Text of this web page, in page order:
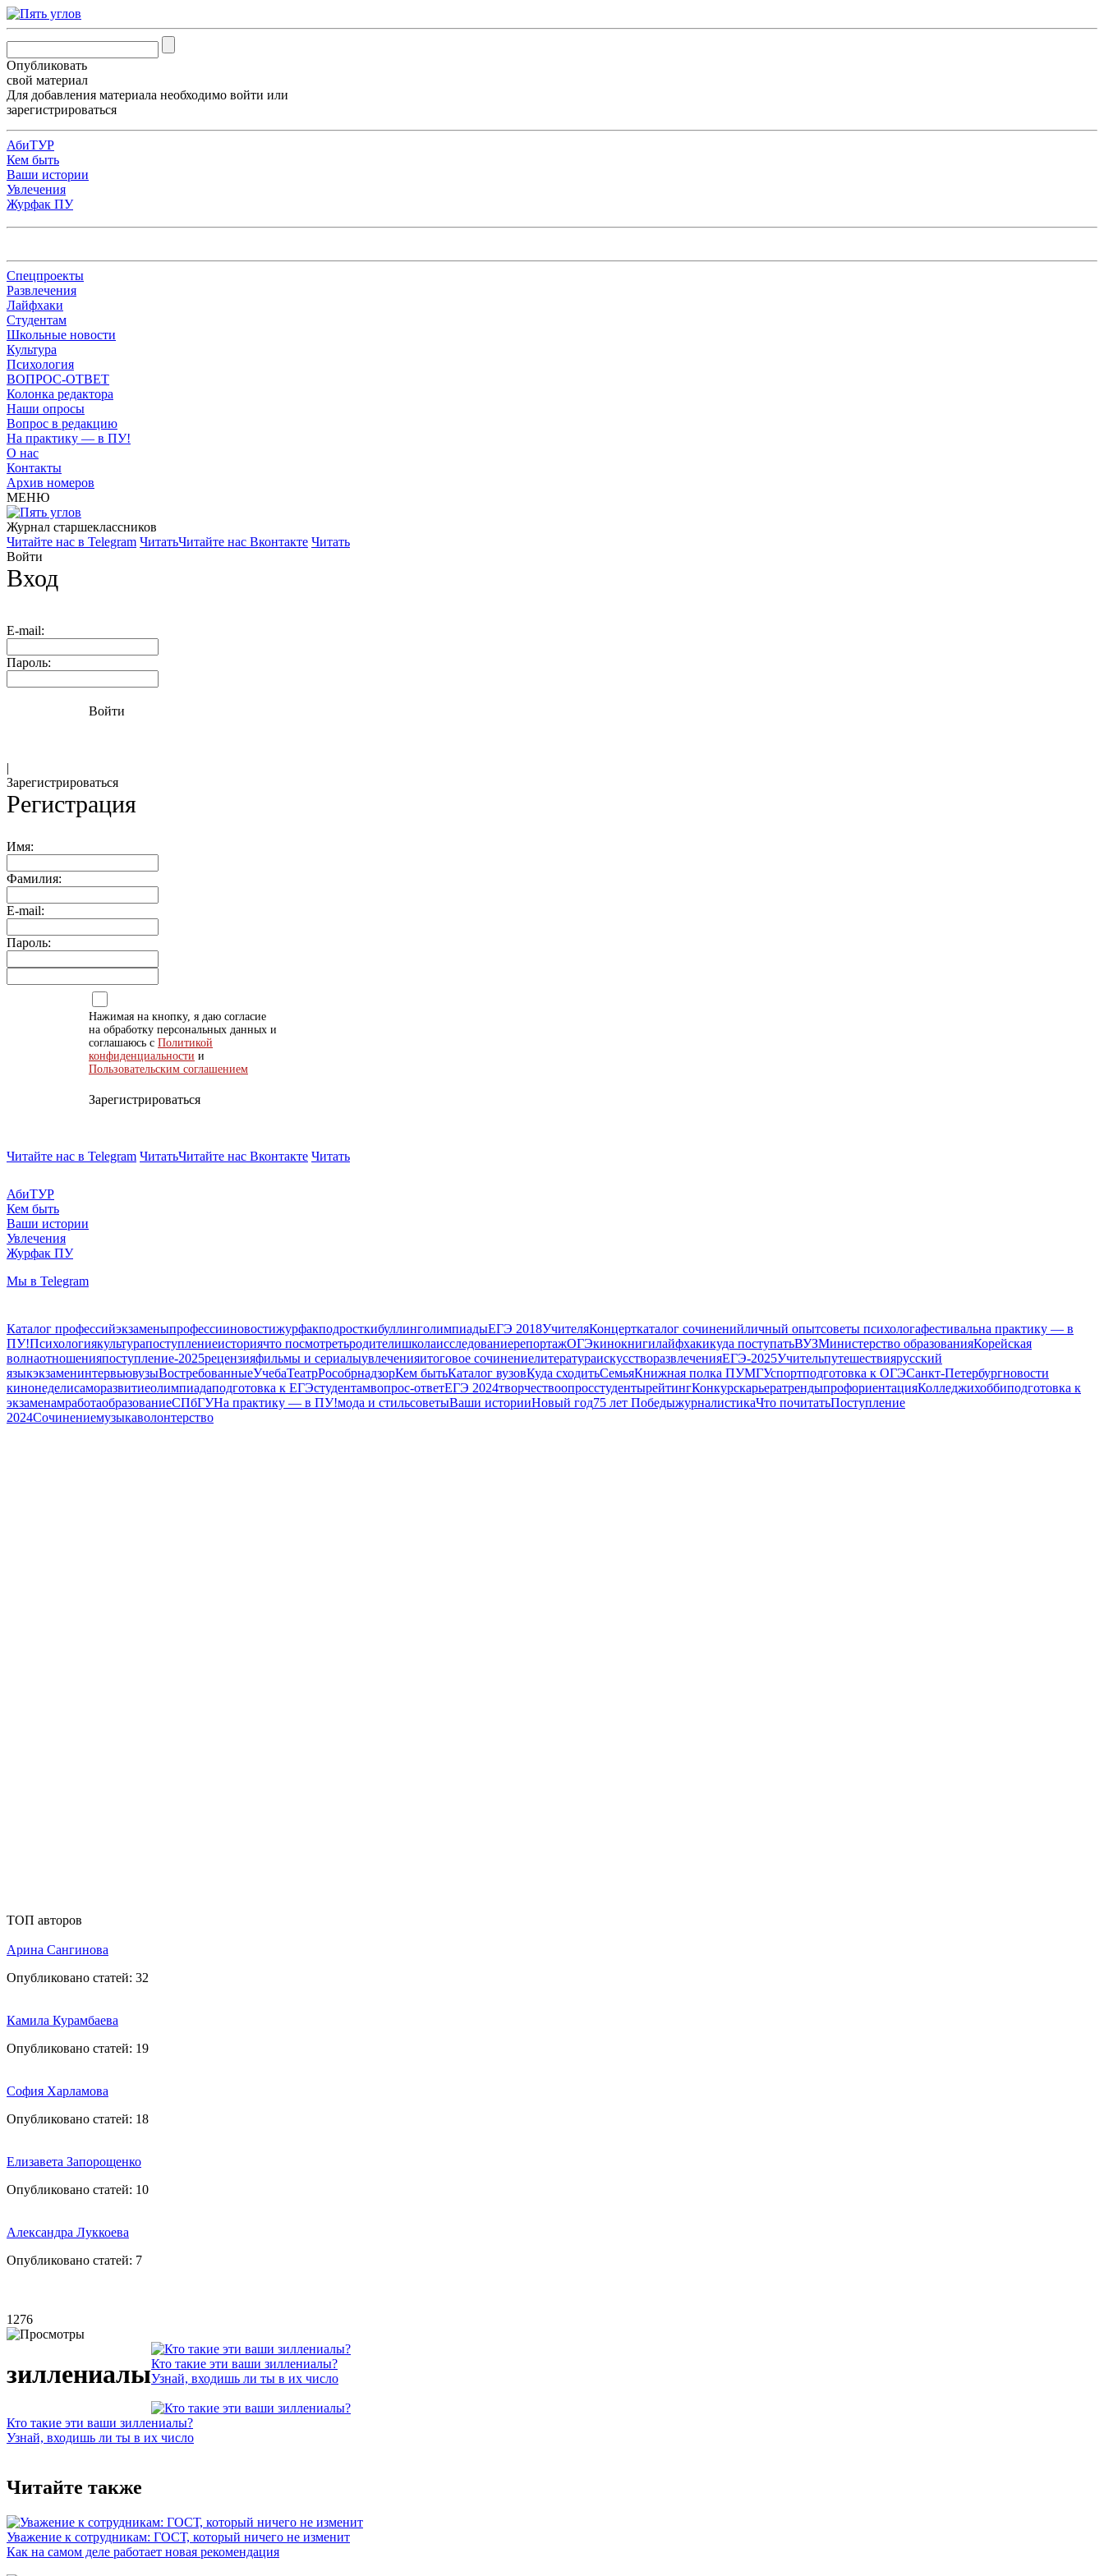
Опубликовать
свой материал
Для добавления материала необходимо войти или
зарегистрироваться
АбиТУР
Кем быть
Ваши истории
Увлечения
Журфак ПУ
Спецпроекты
Развлечения
Лайфхаки
Студентам
Школьные новости
Культура
Психология
ВОПРОС-ОТВЕТ
Колонка редактора
Наши опросы
Вопрос в редакцию
На практику — в ПУ!
О нас
Контакты
Архив номеров
МЕНЮ
Журнал старшекласcников
Читайте нас в Telegram ЧитатьЧитайте нас Вконтакте Читать
Войти
Вход
E-mail:
Пароль:
Войти
|
Зарегистрироваться
Регистрация
Имя:
Фамилия:
E-mail:
Пароль:
Нажимая на кнопку, я даю согласие
на обработку персональных данных и
соглашаюсь с Политикой
конфиденциальности и
Пользовательским соглашением
Зарегистрироваться
Читайте нас в Telegram ЧитатьЧитайте нас Вконтакте Читать
АбиТУР
Кем быть
Ваши истории
Увлечения
Журфак ПУ
Мы в Telegram
Каталог профессийэкзаменыпрофессииновостижурфакподросткибуллинголимпиадыЕГЭ 2018УчителяКонцерткаталог сочиненийличный опытсоветы психологафестивальна практику — в
ПУ!Психологиякультурапоступлениеисториячто посмотретьродителишколаисследованиерепортажОГЭкинокнигилайфхакикуда поступатьВУЗМинистерство образованияКорейская
волнаотношенияпоступление-2025рецензияфильмы и сериалыувлеченияитоговое сочинениелитератураискусстворазвлеченияЕГЭ-2025Учительпутешествиярусский
языкэкзаменинтервьювузыВостребованныеУчебаТеатрРособрнадзорКем бытьКаталог вузовКуда сходитьСемьяКнижная полка ПУМГУспортподготовка к ОГЭСанкт-Петербургновости
кинонеделисаморазвитиеолимпиадаподготовка к ЕГЭстудентамвопрос-ответЕГЭ 2024творчествоопросстудентырейтингКонкурскарьератрендыпрофориентацияКолледжихоббиподготовка к
экзаменамработаобразованиеСПбГУНа практику — в ПУ!мода и стильсоветыВаши историиНовый год75 лет ПобедыжурналистикаЧто почитатьПоступление
2024Сочинениемузыкаволонтерство
ТОП авторов
Арина Сангинова
Опубликовано статей: 32
Камила Курамбаева
Опубликовано статей: 19
София Харламова
Опубликовано статей: 18
Елизавета Запорощенко
Опубликовано статей: 10
Александра Луккоева
Опубликовано статей: 7
1276
зиллениалыКто такие эти ваши зиллениалы?
Узнай, входишь ли ты в их число
Кто такие эти ваши зиллениалы?
Узнай, входишь ли ты в их число
Читайте также
Уважение к сотрудникам: ГОСТ, который ничего не изменит
Как на самом деле работает новая рекомендация